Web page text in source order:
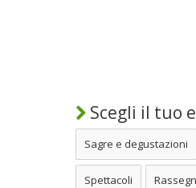
Scegli il tuo
Sagre e degustazioni
Spettacoli